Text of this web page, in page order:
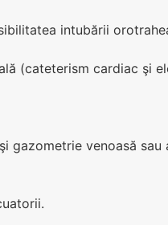
intubării
(cateterism cardiac şi
gazometrie venoasă sau